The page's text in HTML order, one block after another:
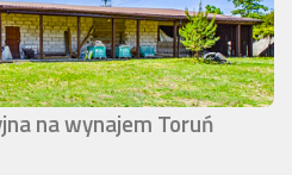
na wynajem Toruń